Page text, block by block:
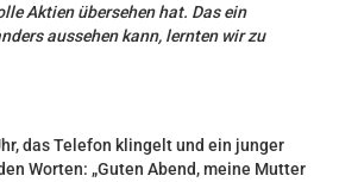
Aktien übersehen hat. Das ein
aussehen kann, lernten wir zu
das Telefon klingelt und ein junger
Worten: „Guten Abend, meine Mutter